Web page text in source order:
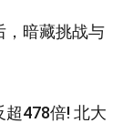
，暗藏挑战与
478倍! 北大